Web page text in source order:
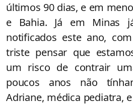
últimos 90 dias, e em
e Bahia. Já em Minas
notificados este ano,
triste pensar que
um risco de contrair
poucos anos não
Adriane, médica pediatra,